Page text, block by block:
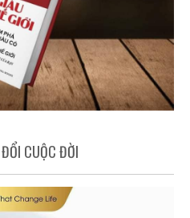
CUỘC ĐỜI